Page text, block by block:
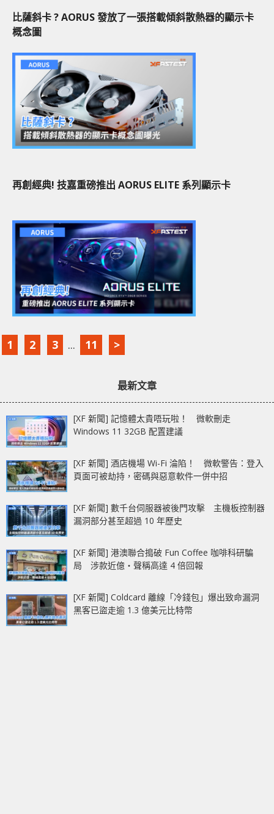
比薩斜卡 ? AORUS 發放了一張搭載傾斜散熱器的顯示卡
概念圖
再創經典! 技嘉重磅推出 AORUS ELITE 系列顯示卡
1 2 3 ... 11 >
最新文章
[XF 新聞] 記憶體太貴唔玩啦！ 微軟刪走
Windows 11 32GB 配置建議
[XF 新聞] 酒店機場 Wi-Fi 淪陷！ 微軟警告：登入
頁面可被劫持，密碼與惡意軟件一併中招
[XF 新聞] 數千台伺服器被後門攻擊 主機板控制器
漏洞部分甚至超過 10 年歷史
[XF 新聞] 港澳聯合搗破 Fun Coffee 咖啡科研騙
局 涉款近億‧聲稱高達 4 倍回報
[XF 新聞] Coldcard 離線「冷錢包」爆出致命漏洞
黑客已盜走逾 1.3 億美元比特幣